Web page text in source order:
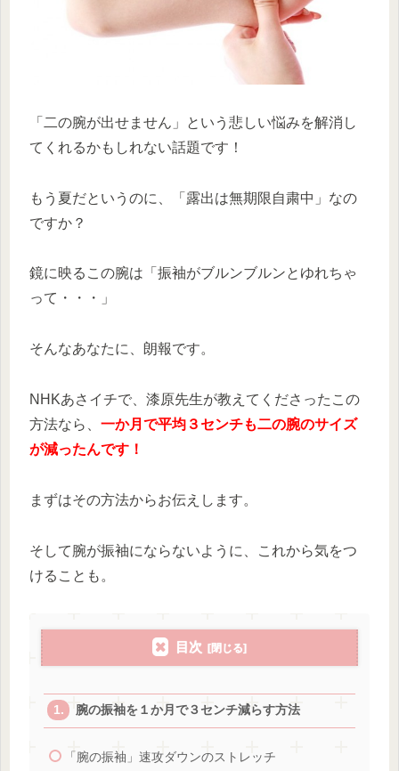
「二の腕が出せません」という悲しい悩みを解消し
てくれるかもしれない話題です！
もう夏だというのに、「露出は無期限自粛中」なの
ですか？
鏡に映るこの腕は「振袖がブルンブルンとゆれちゃ
って・・・」
そんなあなたに、朗報です。
NHKあさイチで、漆原先生が教えてくださったこの
方法なら、 一か月で平均３センチも二の腕のサイズ
が減ったんです！
まずはその方法からお伝えします。
そして腕が振袖にならないように、これから気をつ
けることも。
目次
腕の振袖を１か月で３センチ減らす方法
「腕の振袖」速攻ダウンのストレッチ